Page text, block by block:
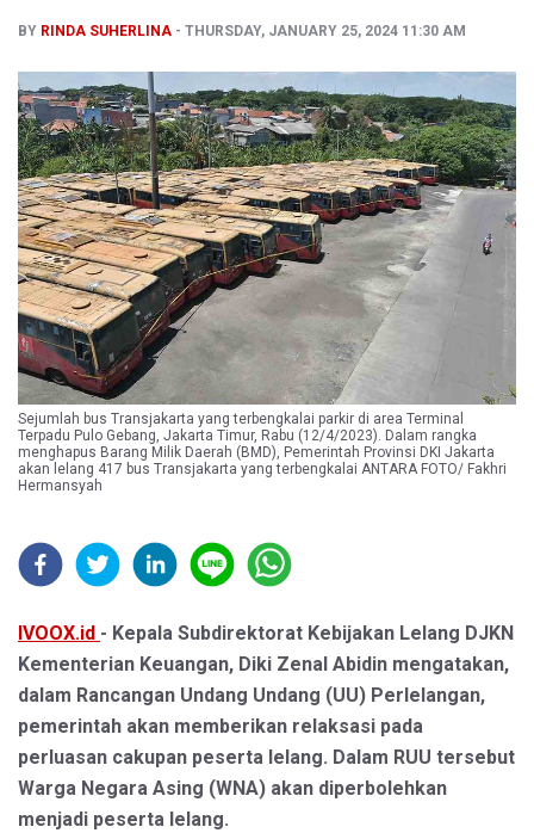
BY RINDA SUHERLINA THURSDAY, JANUARY 25, 2024 11:30 AM
Sejumlah bus Transjakarta yang terbengkalai parkir di area Terminal
Terpadu Pulo Gebang, Jakarta Timur, Rabu (12/4/2023). Dalam rangka
menghapus Barang Milik Daerah (BMD), Pemerintah Provinsi DKI Jakarta
akan lelang 417 bus Transjakarta yang terbengkalai ANTARA FOTO/ Fakhri
Hermansyah
IVOOX.id - Kepala Subdirektorat Kebijakan Lelang DJKN
Kementerian Keuangan, Diki Zenal Abidin mengatakan,
dalam Rancangan Undang Undang (UU) Perlelangan,
pemerintah akan memberikan relaksasi pada
perluasan cakupan peserta lelang. Dalam RUU tersebut
Warga Negara Asing (WNA) akan diperbolehkan
menjadi peserta lelang.